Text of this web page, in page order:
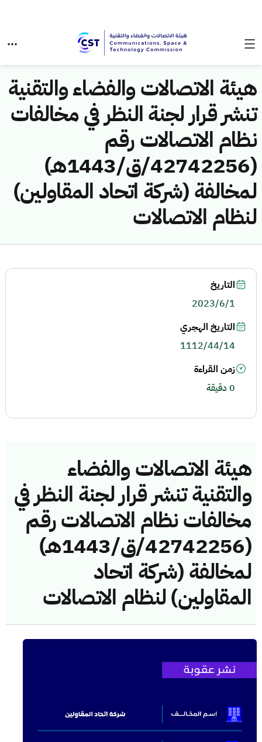
هيئة الاتصالات والفضاء والتقنية
تنشر قرار لجنة النظر في مخالفات
نظام الاتصالات رقم
(42742256/ق/1443هـ)
لمخالفة (شركة اتحاد المقاولين)
لنظام الاتصالات
هيئة الاتصالات والفضاء
والتقنية تنشر قرار لجنة النظر في
مخالفات نظام الاتصالات رقم
(42742256/ق/1443هـ)
لمخالفة (شركة اتحاد
المقاولين) لنظام الاتصالات
التاريخ
2023/6/1
التاريخ الهجري
1112/44/14
زمن القراءة
0 دقيقة